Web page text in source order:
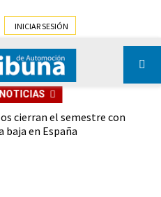
INICIAR SESIÓN
cierran el semestre con
baja en España